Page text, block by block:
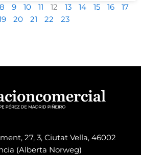
8 9 10 11 12 13 14 15 16
17
20 21 22 23
27, 3, Ciutat Vella, 46002
(Alberta Norweg)